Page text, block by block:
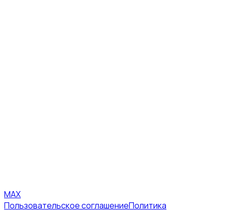
MAX
Пользовательское соглашениеПолитика